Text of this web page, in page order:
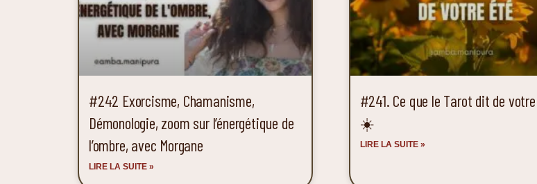
#242 Exorcisme, Chamanisme,
Démonologie, zoom sur l’énergétique de
l’ombre, avec Morgane
LIRE LA SUITE »
#241. Ce que le Tarot dit de
☀️
LIRE LA SUITE »